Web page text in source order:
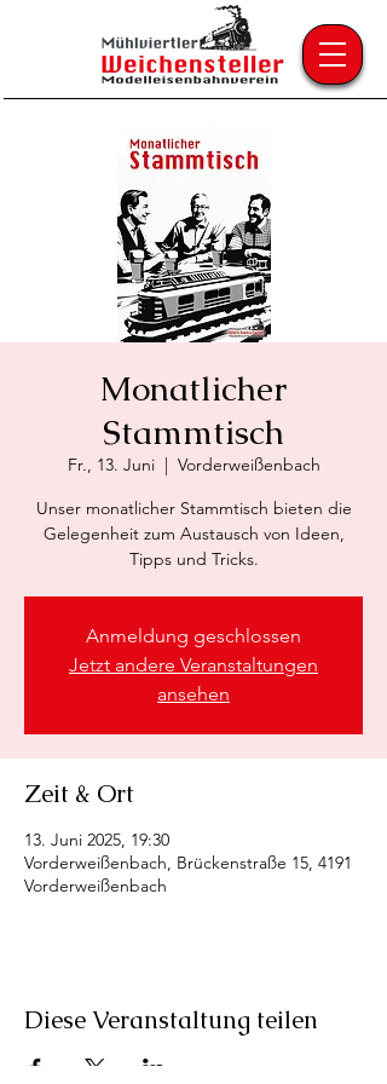
Monatlicher
Stammtisch
Fr., 13. Juni
  |
Vorderweißenbach
Unser monatlicher Stammtisch bieten die
Gelegenheit zum Austausch von Ideen,
Tipps und Tricks.
Anmeldung geschlossen
Jetzt andere Veranstaltungen
ansehen
Zeit & Ort
13. Juni 2025, 19:30
Vorderweißenbach, Brückenstraße 15, 4191
Vorderweißenbach
Diese Veranstaltung teilen